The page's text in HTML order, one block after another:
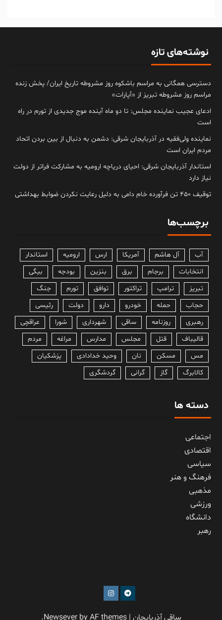
نوشته‌های تازه
دسترسی همگانی به مراسم باشکوه روز مشروطه تاریخ ایران/ پخش زنده
مراسم روز مشروطه تبریز از «آپارات»
ادعای عجیب نماینده مجلس: تا دو ماه آینده موج جدیدی از تورم در راه
است
نماینده ولی‌فقیه در آذربایجان شرقی: دشمن به دنبال از بین بردن اتحاد
مردم ایران است
استاندار آذربایجان شرقی: احیای دریاچه ارومیه به مشارکت فراتر از دولت
نیاز دارد
توقیف ۴۵۰ تن فرآورده خام دامی به دلیل رعایت نکردن ضوابط بهداشتی
برچسب‌ها
آب آل هاشم آمریکا ارس ارومیه
استاندار
انتخابات
برجام برق بنزین بودجه
بیگی
تبریز
ترامپ تراکتور توافق تورم
جنگ
حجاب
حمله خودرو دارو دولت
رئیسی
رهبری
روزنامه ساقی شهرداری شورا
عراقچی
قالیباف
قتل مجلس مدارس مراغه
مردم
مس
مسکن نان وحید خدادادی
پزشکیان
کالابرگ
گاز گرانی گردشگری
دسته ها
اجتماعی
اقتصادی
سیاسی
فرهنگ و هنر
مذهبی
ورزشی
دانشگاه
رهبر
ساقی آذربایجان |
Newseverby AF themes.